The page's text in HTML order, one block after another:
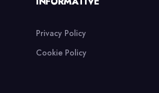
Privacy Policy
Cookie Policy